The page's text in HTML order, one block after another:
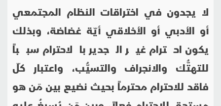
لا يجدون في اختراقات النظام المجتمعي
أو الأدبي أو الأخلاقي أيّة غضاضة، وبذلك
يكون احترام غير الجدير بالاحترام سبباً
للتهتُّك والانجراف والتسيُّب، واعتبار كلّ
فاقد للاحترام محترماً بحيث نضيع بين مَن هو